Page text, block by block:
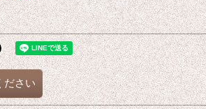
ださい